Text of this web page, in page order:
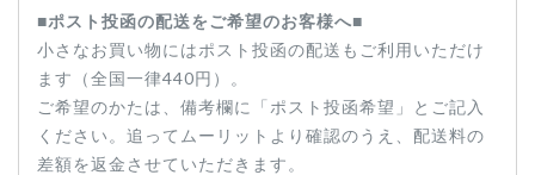
■ポスト投函の配送をご希望のお客様へ■
小さなお買い物にはポスト投函の配送もご利用いただけ
ます（全国一律440円）。
ご希望のかたは、備考欄に「ポスト投函希望」とご記入
ください。追ってムーリットより確認のうえ、配送料の
差額を返金させていただきます。